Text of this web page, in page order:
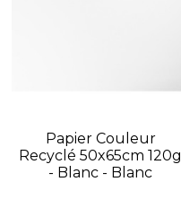
Papier Couleur
Recyclé 50x65cm 120g
- Blanc - Blanc